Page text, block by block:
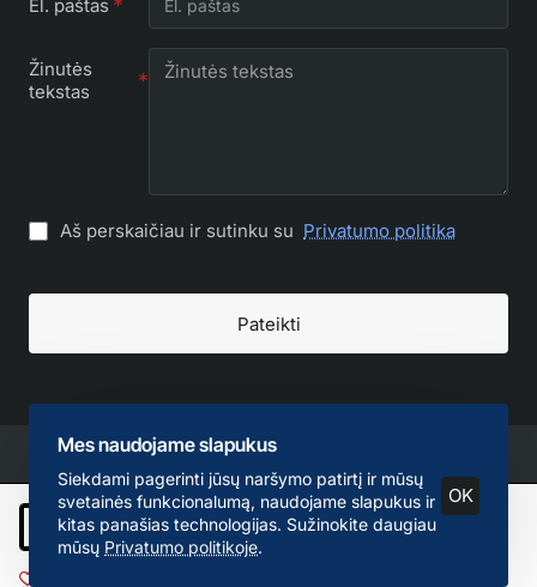
Mes naudojame slapukus
Siekdami pagerinti jūsų naršymo patirtį ir mūsų
svetainės funkcionalumą, naudojame slapukus ir
kitas panašias technologijas. Sužinokite daugiau
mūsų Privatumo politikoje.
OK
Į krepšelį
El. paštas
Žinutės
tekstas
Aš perskaičiau ir sutinku su Privatumo politika
Pateikti